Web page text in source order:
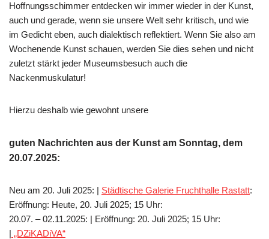
Hoffnungsschimmer entdecken wir immer wieder in der Kunst,
auch und gerade, wenn sie unsere Welt sehr kritisch, und wie
im Gedicht eben, auch dialektisch reflektiert. Wenn Sie also am
Wochenende Kunst schauen, werden Sie dies sehen und nicht
zuletzt stärkt jeder Museumsbesuch auch die
Nackenmuskulatur!
Hierzu deshalb wie gewohnt unsere
guten Nachrichten aus der Kunst am Sonntag, dem
20.07.2025:
Neu am 20. Juli 2025: | Städtische Galerie Fruchthalle Rastatt:
Eröffnung: Heute, 20. Juli 2025; 15 Uhr:
20.07. – 02.11.2025: | Eröffnung: 20. Juli 2025; 15 Uhr:
| „DZiKADiVA“